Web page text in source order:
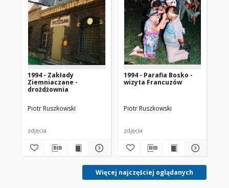
1994 - Zakłady
Ziemniaczane -
drożdżownia
Piotr Ruszkowski
zdjęcia
1994 - Parafia Bosko -
wizyta Francuzów
Piotr Ruszkowski
zdjęcia
Więcej najczęściej oglądanych